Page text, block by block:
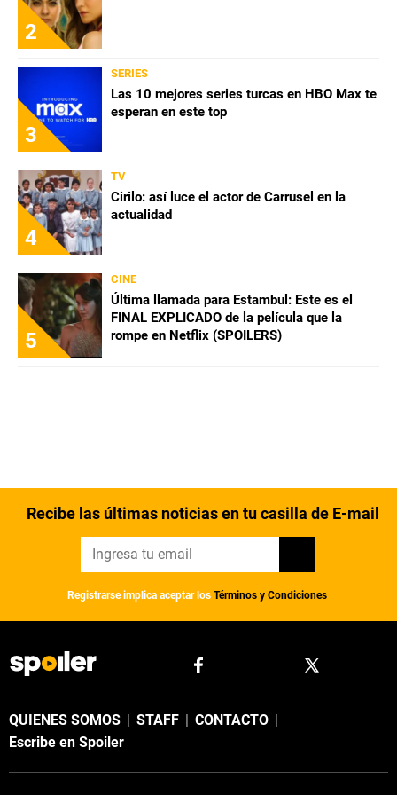
2
3
SERIES
Las 10 mejores series turcas en HBO Max te
esperan en este top
4
TV
Cirilo: así luce el actor de Carrusel en la
actualidad
5
CINE
Última llamada para Estambul: Este es el
FINAL EXPLICADO de la película que la
rompe en Netflix (SPOILERS)
Recibe las últimas noticias en tu casilla de E-mail
Registrarse implica aceptar los Términos y Condiciones
QUIENES SOMOS | STAFF | CONTACTO |
Escribe en Spoiler